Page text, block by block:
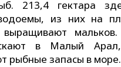
213,4 гектара
из них на
выращивают
в Малый
рыбные запасы в море.